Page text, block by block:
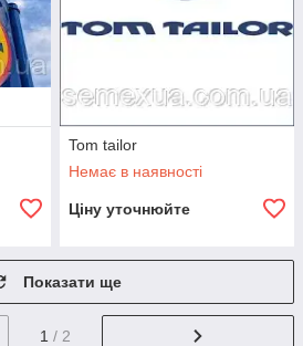
Tom tailor
Немає в наявності
Ціну уточнюйте
Показати ще
1 / 2